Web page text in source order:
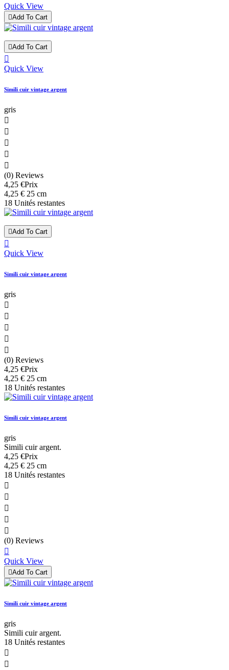
Quick View
Add To Cart
Add To Cart

Quick View
Simili cuir vintage argent
gris





(0) Reviews
4,25 €Prix
4,25 € 25 cm
18 Unités restantes
Add To Cart

Quick View
Simili cuir vintage argent
gris





(0) Reviews
4,25 €Prix
4,25 € 25 cm
18 Unités restantes
Simili cuir vintage argent
gris
Simili cuir argent.
4,25 €Prix
4,25 € 25 cm
18 Unités restantes





(0) Reviews

Quick View
Add To Cart
Simili cuir vintage argent
gris
Simili cuir argent.
18 Unités restantes

